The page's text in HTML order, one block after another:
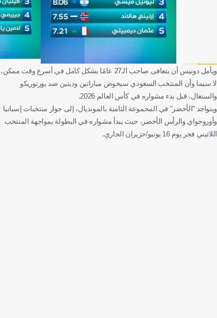
ويأمل دونيس أن يتعافى صاحب الـ27 عامًا بشكل كامل في أسرع وقت ممكن،
لا سيما وأن المنتخب السعودي سيخوض مباراتين وديتين ضد بورتوريكو
والسنغال، قبل بدء مشواره في كأس العالم 2026.
ويتواجد "الأخضر" في المجموعة الثامنة بالمونديال، إلى جوار منتخبات إسبانيا
وأوروجواي والرأس الأخضر، حيث يبدأ مشواره في البطولة بمواجهة المنتخب
اللاتيني فجر يوم 16 يونيو/حزيران الجاري.